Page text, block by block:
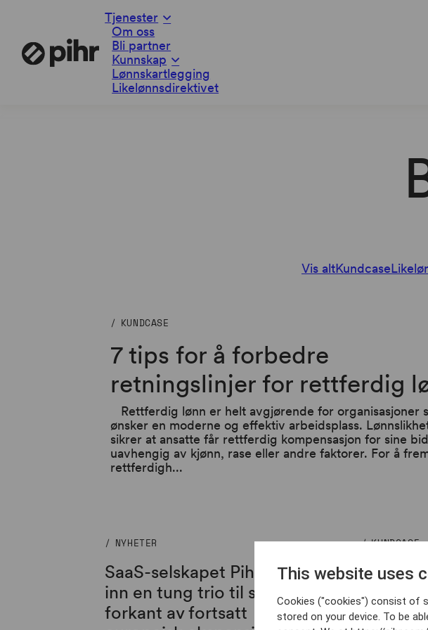
Tjenester
Om oss
Bli partner
Kunnskap
Lønnskartlegging
Likelønnsdirektivet
Vis altKundcase
KUNDCASE
7 tips for å forbedre
retningslinjer for rettferdig
Rettferdig lønn er helt avgjørende for organisasjoner
ønsker en moderne og effektiv arbeidsplass.
sikrer at ansatte får rettferdig kompensasjon for sine
uavhengig av kjønn, rase eller andre faktorer. For å
rettferdigh...
NYHETER
SaaS-selskapet Pihr henter
inn en tung trio til styret i
forkant av fortsatt
KUNDCASE
tiltak
This website uses
Cookies ("cookies") consist of
stored on your device. To be